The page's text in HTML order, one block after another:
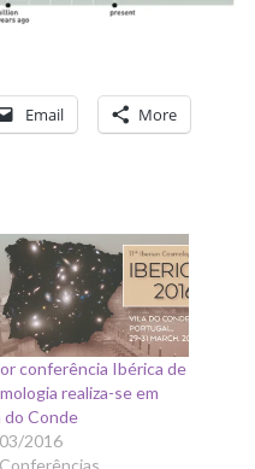
Email More
conferência Ibérica de
realiza-se em
do Conde
2016